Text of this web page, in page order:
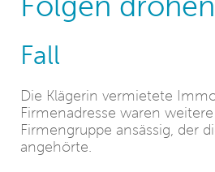
Fall
Die Klägerin vermietete
Firmenadresse waren
Firmengruppe ansässig, der
angehörte.